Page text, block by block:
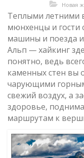
Новая
Теплыми летними
мюнхенцы и гости
машины и поезда и
Альп — хайкинг
понятно, ведь
каменных стен вы
чарующими
свежий воздух, а
здоровье,
маршрутам к